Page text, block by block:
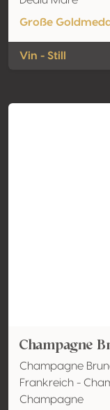
Große
Vin - Still
Champagne
Champagne
Frankreich -
Champagne